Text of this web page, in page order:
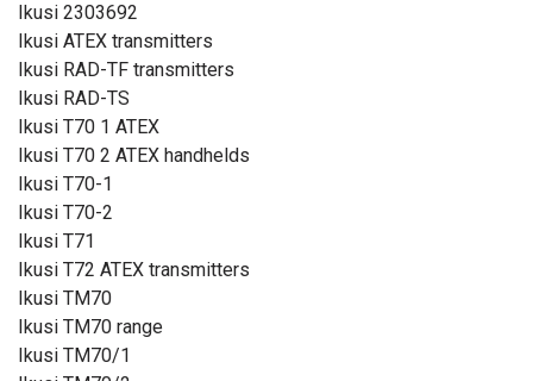
TM70/2
RAD-TS
RAD-TF transmitters
T71
T72 ATEX transmitters
2303692
TM70
T70-1
T70-2
ATEX transmitters
T70 1 ATEX
T70 2 ATEX handhelds
TM70 range
Ikusi 2303692
Ikusi ATEX transmitters
Ikusi RAD-TF transmitters
Ikusi RAD-TS
Ikusi T70 1 ATEX
Ikusi T70 2 ATEX handhelds
Ikusi T70-1
Ikusi T70-2
Ikusi T71
Ikusi T72 ATEX transmitters
Ikusi TM70
Ikusi TM70 range
Ikusi TM70/1